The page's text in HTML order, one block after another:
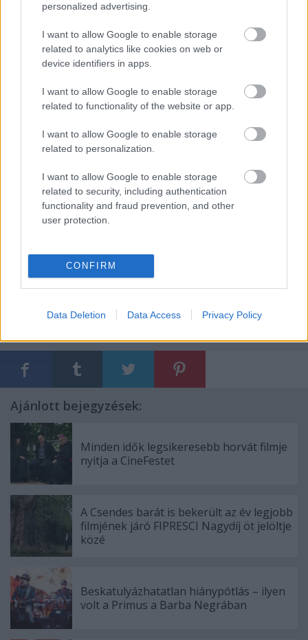
personalized advertising.
I want to allow Google to enable storage
related to analytics like cookies on web or
device identifiers in apps.
I want to allow Google to enable storage
related to functionality of the website or app.
I want to allow Google to enable storage
related to personalization.
I want to allow Google to enable storage
related to security, including authentication
functionality and fraud prevention, and other
user protection.
CONFIRM
Data Deletion Data Access Privacy Policy
együttműködésével készül.
Ajánlott bejegyzések:
Minden idők legsikeresebb horvát filmje
nyitja a CineFestet
A Csendes barát is bekerült az év legjobb
filmjének járó FIPRESCI Nagydíj öt jelöltje
közé
Beskatulyázhatatlan hiánypótlás – ilyen
volt a Primus a Barba Negrában